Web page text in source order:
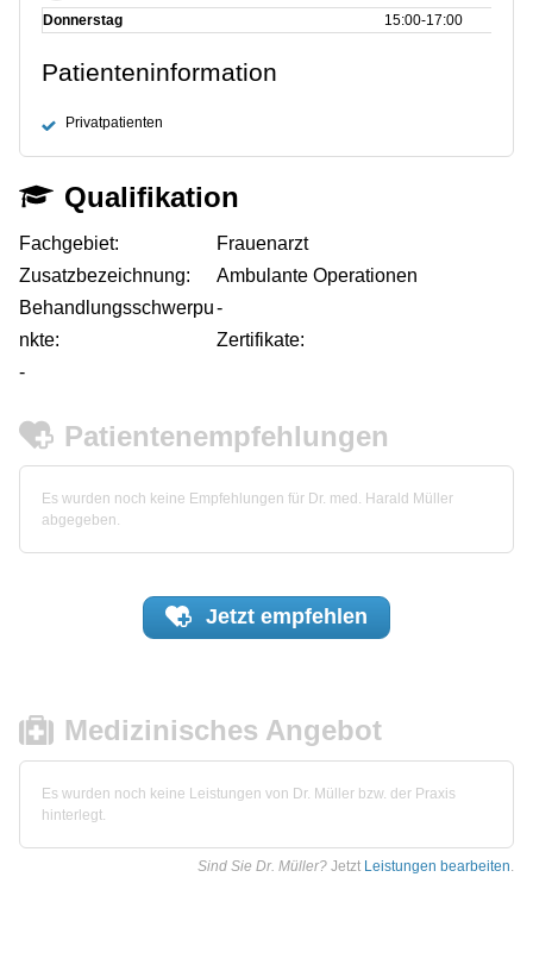
Donnerstag 15:00‑17:00
Patienteninformation
Privatpatienten
Qualifikation
Fachgebiet:
Frauenarzt
Zusatzbezeichnung:
Ambulante Operationen
Behandlungsschwerpu
nkte:
-
Zertifikate:
-
Patientenempfehlungen
Es wurden noch keine Empfehlungen für Dr. med. Harald Müller
abgegeben.
Jetzt empfehlen
Medizinisches Angebot
Es wurden noch keine Leistungen von Dr. Müller bzw. der Praxis
hinterlegt.
Sind Sie Dr. Müller? Jetzt Leistungen bearbeiten.